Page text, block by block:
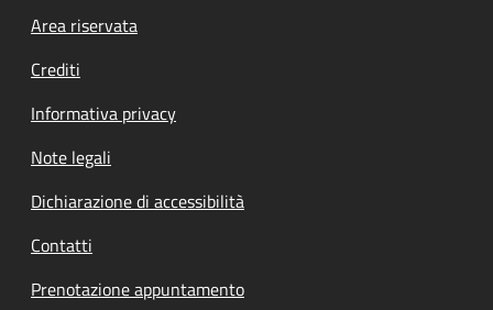
Footer menu
Area riservata
Crediti
Informativa privacy
Note legali
Dichiarazione di accessibilità
Contatti
Prenotazione appuntamento